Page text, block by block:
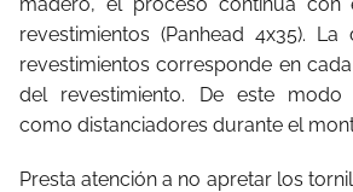
revestimientos (Panhead 4x35).
revestimientos corresponde en
del revestimiento. De este modo
como distanciadores durante el
Presta atención a no apretar los